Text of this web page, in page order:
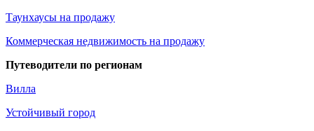
Таунхаусы на продажу
Коммерческая недвижимость на продажу
Путеводители по регионам
Вилла
Устойчивый город